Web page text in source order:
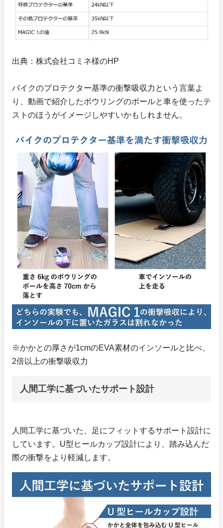
出典：株式会社コミネ様のHP
バイクのプロテクター基準の衝撃吸収力という言葉よ
り、動画で紹介したボウリングのボールと車を使ったテ
ストのほうがイメージしやすいかもしれません。
※かかとの厚さが1cmのEVA素材のインソールと比べ、
2倍以上の衝撃吸収力
人間工学に基づいたサポート設計
人間工学に基づいた、足にフィットするサポート設計に
しています。U型ヒールカップ設計により、踏み込んだ
際の衝撃をより軽減します。